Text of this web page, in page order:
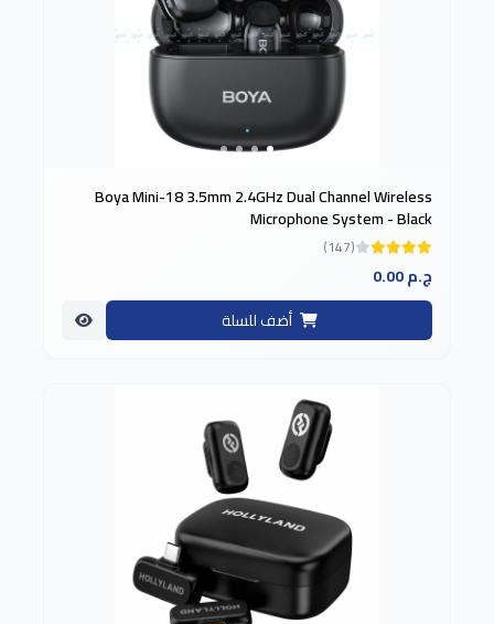
Boya Mini-18 3.5mm 2.4GHz Dual Channel Wireless
Microphone System - Black
(147)
0.00 ج.م
أضف للسلة